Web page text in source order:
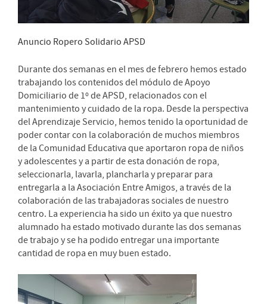
Anuncio Ropero Solidario APSD
Durante dos semanas en el mes de febrero hemos estado
trabajando los contenidos del módulo de Apoyo
Domiciliario de 1º de APSD, relacionados con el
mantenimiento y cuidado de la ropa. Desde la perspectiva
del Aprendizaje Servicio, hemos tenido la oportunidad de
poder contar con la colaboración de muchos miembros
de la Comunidad Educativa que aportaron ropa de niños
y adolescentes y a partir de esta donación de ropa,
seleccionarla, lavarla, plancharla y preparar para
entregarla a la Asociación Entre Amigos, a través de la
colaboración de las trabajadoras sociales de nuestro
centro. La experiencia ha sido un éxito ya que nuestro
alumnado ha estado motivado durante las dos semanas
de trabajo y se ha podido entregar una importante
cantidad de ropa en muy buen estado.